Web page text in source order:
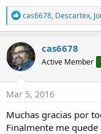
' Si te
R
e
a
c
t
i
o
n
s
cas6678, Descartex,
cas6678
Active Member
Mar 5, 2016
Muchas gracias por
Finalmente me quede